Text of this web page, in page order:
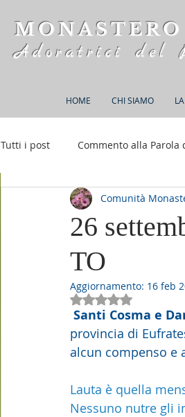
Adoratrici del
HOME CHI SIAMO
Tutti i post Commento alla Parola
Rifugio S. M. della Bellezza
26
TO
Comunità
Aggiornamento: 16 feb
Valutazione NaN
Santi Cosma e
provincia di
alcun compenso e
Lauta è quella
Nessuno nutre gli